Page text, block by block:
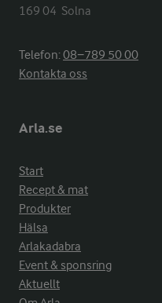
169 04  Solna
Telefon:08−789 50 00
Kontakta oss
Arla.se
Start
Recept & mat
Produkter
Hälsa
Arlakadabra
Event & sponsring
Aktuellt